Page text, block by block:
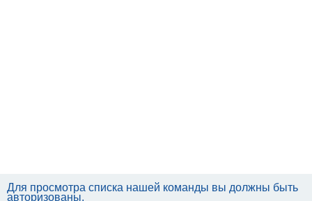
Для просмотра списка нашей команды вы должны быть
авторизованы.